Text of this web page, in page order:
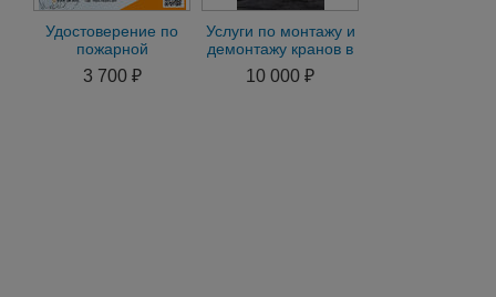
Удостоверение по
пожарной
безопасности
3 700 ₽
Услуги по монтажу и
демонтажу кранов в
Красноярске.
Пусконаладка ГПМ
10 000 ₽